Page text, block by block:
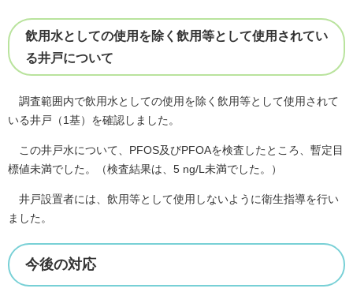
飲用水としての使用を除く飲用等として使用されてい
る井戸について
調査範囲内で飲用水としての使用を除く飲用等として使用されて
いる井戸（1基）を確認しました。
この井戸水について、PFOS及びPFOAを検査したところ、暫定目
標値未満でした。（検査結果は、5 ng/L未満でした。）
井戸設置者には、飲用等として使用しないように衛生指導を行い
ました。
今後の対応